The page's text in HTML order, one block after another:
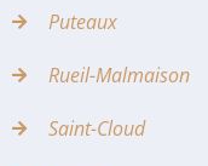
Puteaux
Rueil-Malmaison
Saint-Cloud